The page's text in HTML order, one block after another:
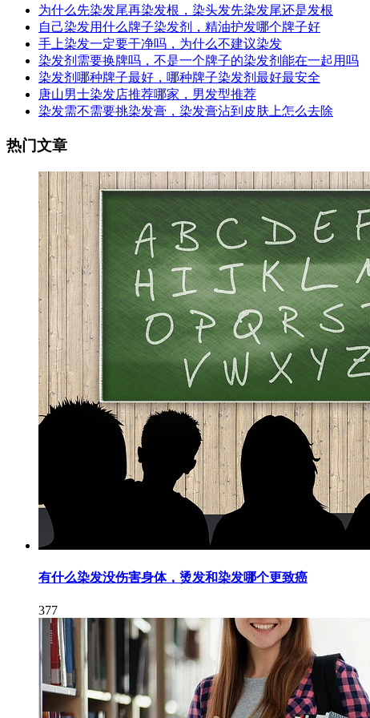
为什么先染发尾再染发根，染头发先染发尾还是发根
自己染发用什么牌子染发剂，精油护发哪个牌子好
手上染发一定要干净吗，为什么不建议染发
染发剂需要换牌吗，不是一个牌子的染发剂能在一起用吗
染发剂哪种牌子最好，哪种牌子染发剂最好最安全
唐山男士染发店推荐哪家，男发型推荐
染发需不需要挑染发膏，染发膏沾到皮肤上怎么去除
热门文章
有什么染发没伤害身体，烫发和染发哪个更致癌
377